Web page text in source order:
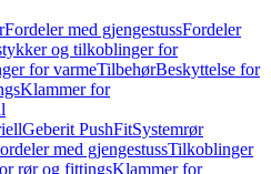
Fordeler med gjengestussFordeler
og tilkoblinger for
for varmeTilbehørBeskyttelse for
Klammer for
Geberit PushFitSystemrør
med gjengestussTilkoblinger
rør og fittingsKlammer for